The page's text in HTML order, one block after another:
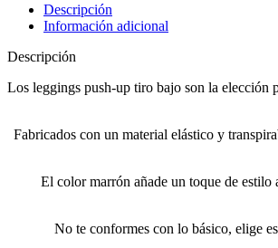
Descripción
Información adicional
Descripción
Los leggings push-up tiro bajo son la elección
Fabricados con un material elástico y
El color marrón añade un toque de
No te conformes con lo básico, elige